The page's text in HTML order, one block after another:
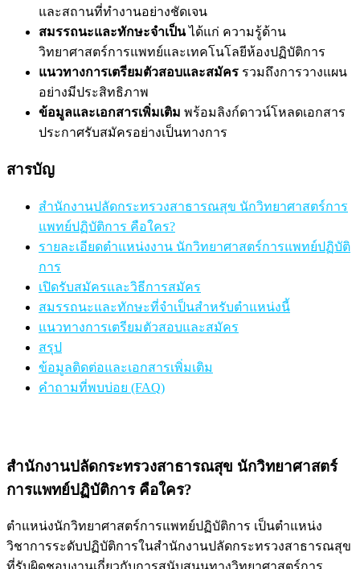
และสถานที่ทำงานอย่างชัดเจน
สมรรถนะและทักษะจำเป็นได้แก่ ความรู้ด้าน
วิทยาศาสตร์การแพทย์และเทคโนโลยีห้องปฏิบัติการ
แนวทางการเตรียมตัวสอบและสมัคร รวมถึงการวางแผน
อย่างมีประสิทธิภาพ
ข้อมูลและเอกสารเพิ่มเติม พร้อมลิงก์ดาวน์โหลดเอกสาร
ประกาศรับสมัครอย่างเป็นทางการ
สารบัญ
สำนักงานปลัดกระทรวงสาธารณสุข นักวิทยาศาสตร์การ
แพทย์ปฏิบัติการ คือใคร?
รายละเอียดตำแหน่งงาน นักวิทยาศาสตร์การแพทย์ปฏิบัติ
การ
เปิดรับสมัครและวิธีการสมัคร
สมรรถนะและทักษะที่จำเป็นสำหรับตำแหน่งนี้
แนวทางการเตรียมตัวสอบและสมัคร
สรุป
ข้อมูลติดต่อและเอกสารเพิ่มเติม
คำถามที่พบบ่อย (FAQ)
สำนักงานปลัดกระทรวงสาธารณสุข นักวิทยาศาสตร์
การแพทย์ปฏิบัติการ คือใคร?
ตำแหน่งนักวิทยาศาสตร์การแพทย์ปฏิบัติการ เป็นตำแหน่ง
วิชาการระดับปฏิบัติการในสำนักงานปลัดกระทรวงสาธารณสุข